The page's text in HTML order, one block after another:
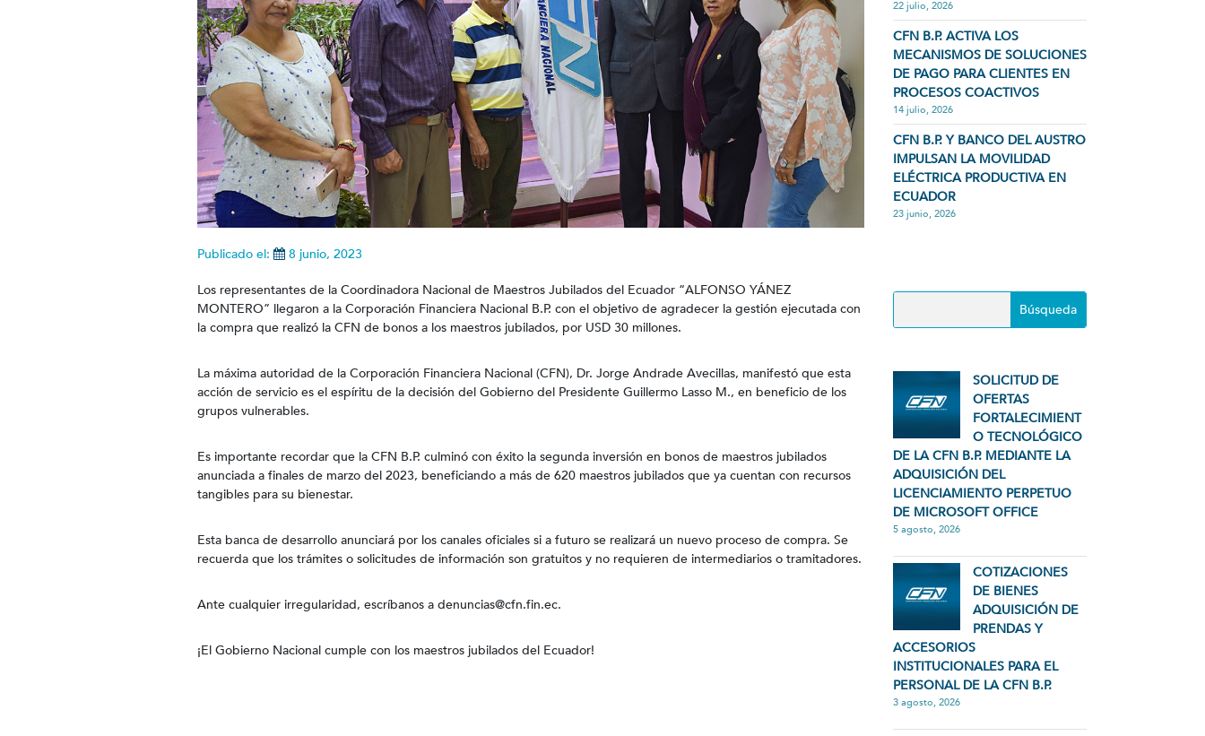
Publicado el: 8 junio, 2023
Los representantes de la Coordinadora Nacional de Maestros Jubilados del Ecuador “ALFONSO YÁNEZ
MONTERO” llegaron a la Corporación Financiera Nacional B.P. con el objetivo de agradecer la gestión ejecutada con
la compra que realizó la CFN de bonos a los maestros jubilados, por USD 30 millones.
La máxima autoridad de la Corporación Financiera Nacional (CFN), Dr. Jorge Andrade Avecillas, manifestó que esta
acción de servicio es el espíritu de la decisión del Gobierno del Presidente Guillermo Lasso M., en beneficio de los
grupos vulnerables.
Es importante recordar que la CFN B.P. culminó con éxito la segunda inversión en bonos de maestros jubilados
anunciada a finales de marzo del 2023, beneficiando a más de 620 maestros jubilados que ya cuentan con recursos
tangibles para su bienestar.
Esta banca de desarrollo anunciará por los canales oficiales si a futuro se realizará un nuevo proceso de compra. Se
recuerda que los trámites o solicitudes de información son gratuitos y no requieren de intermediarios o tramitadores.
Ante cualquier irregularidad, escríbanos a denuncias@cfn.fin.ec.
¡El Gobierno Nacional cumple con los maestros jubilados del Ecuador!
22 julio, 2026
CFN B.P. ACTIVA LOS
MECANISMOS DE SOLUCIONES
DE PAGO PARA CLIENTES EN
PROCESOS COACTIVOS
14 julio, 2026
CFN B.P. Y BANCO DEL AUSTRO
IMPULSAN LA MOVILIDAD
ELÉCTRICA PRODUCTIVA EN
ECUADOR
23 junio, 2026
SOLICITUD DE
OFERTAS
FORTALECIMIENT
O TECNOLÓGICO
DE LA CFN B.P. MEDIANTE LA
ADQUISICIÓN DEL
LICENCIAMIENTO PERPETUO
DE MICROSOFT OFFICE
5 agosto, 2026
COTIZACIONES
DE BIENES
ADQUISICIÓN DE
PRENDAS Y
ACCESORIOS
INSTITUCIONALES PARA EL
PERSONAL DE LA CFN B.P.
3 agosto, 2026